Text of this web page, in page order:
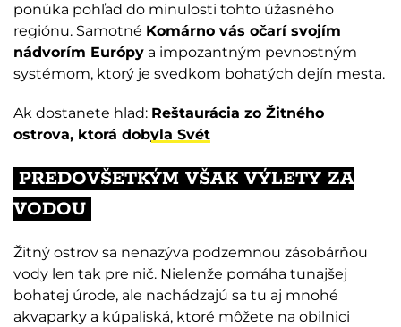
ponúka pohľad do minulosti tohto úžasného
regiónu. Samotné Komárno vás očarí svojím
nádvorím Európy a impozantným pevnostným
systémom, ktorý je svedkom bohatých dejín mesta.
Ak dostanete hlad: Reštaurácia zo Žitného
ostrova, ktorá dobyla Svét
PREDOVŠETKÝM VŠAK VÝLETY ZA
VODOU
Žitný ostrov sa nenazýva podzemnou zásobárňou
vody len tak pre nič. Nielenže pomáha tunajšej
bohatej úrode, ale nachádzajú sa tu aj mnohé
akvaparky a kúpaliská, ktoré môžete na obilnici